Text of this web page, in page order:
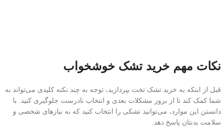
نکات مهم خرید تشک خوشخواب
قبل از اینکه به خرید تشک تخت بپردازید، توجه به چند نکته کلیدی می‌تواند به
شما کمک کند تا از بروز مشکلات بعدی و انتخاب نادرست جلوگیری کنید. با
دانستن این موارد، می‌توانید تشکی را انتخاب کنید که به نیازهای شخصی و
سلامت بدنتان پاسخ دهد.